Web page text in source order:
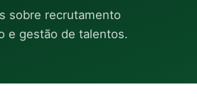
sobre recrutamento
e gestão de talentos.